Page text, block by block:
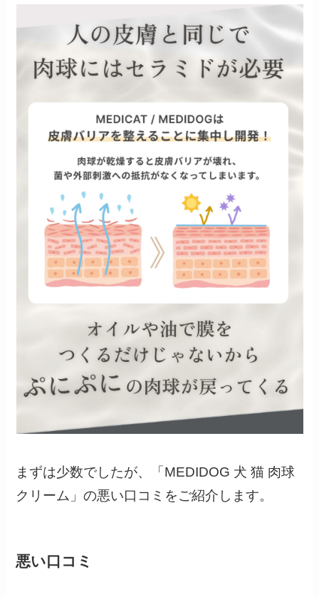
まずは少数でしたが、「MEDIDOG 犬 猫 肉球
クリーム」の悪い口コミをご紹介します。
悪い口コミ